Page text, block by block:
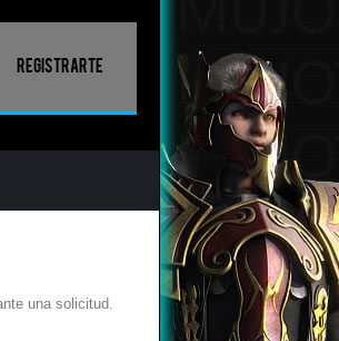
Registrarte
una solicitud.